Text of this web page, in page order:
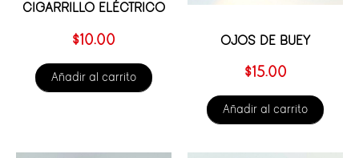
CIGARRILLO ELÉCTRICO
$10.00
Añadir al carrito
OJOS DE BUEY
$15.00
Añadir al carrito